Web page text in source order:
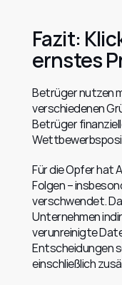
Fazit:
ernstes
Betrüger nutzen
verschiedenen
Betrüger
Für die Opfer hat
Folgen –
verschwendet.
Unternehmen
verunreinigte
Entscheidungen
einschließlich